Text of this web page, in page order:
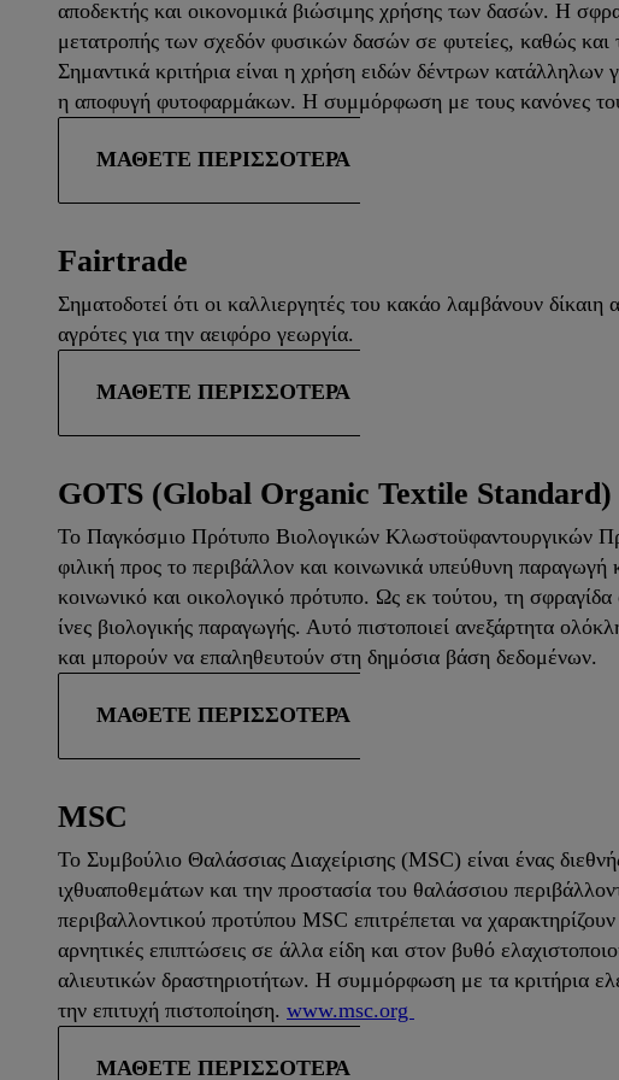
αποδεκτής και οικονομικά βιώσιμης χρήσης των δασών. Η
μετατροπής των σχεδόν φυσικών δασών σε φυτείες, καθώς
Σημαντικά κριτήρια είναι η χρήση ειδών δέντρων
η αποφυγή φυτοφαρμάκων. Η συμμόρφωση με τους κανόνες του
ΜΆΘΕΤΕ ΠΕΡΙΣΣΌΤΕΡΑ
Fairtrade
Σηματοδοτεί ότι οι καλλιεργητές του κακάο λαμβάνουν
αγρότες για την αειφόρο γεωργία.
ΜΆΘΕΤΕ ΠΕΡΙΣΣΌΤΕΡΑ
GOTS (Global Organic Textile Standard)
Το Παγκόσμιο Πρότυπο Βιολογικών Κλωστοϋφαντουργικών
φιλική προς το περιβάλλον και κοινωνικά υπεύθυνη
κοινωνικό και οικολογικό πρότυπο. Ως εκ τούτου, τη
ίνες βιολογικής παραγωγής. Αυτό πιστοποιεί ανεξάρτητα
και μπορούν να επαληθευτούν στη δημόσια βάση δεδομένων.
ΜΆΘΕΤΕ ΠΕΡΙΣΣΌΤΕΡΑ
MSC
Το Συμβούλιο Θαλάσσιας Διαχείρισης (MSC) είναι ένας
ιχθυαποθεμάτων και την προστασία του θαλάσσιου
περιβαλλοντικού προτύπου MSC επιτρέπεται να
αρνητικές επιπτώσεις σε άλλα είδη και στον βυθό
αλιευτικών δραστηριοτήτων. Η συμμόρφωση με τα κριτήρια
την επιτυχή πιστοποίηση. www.msc.org
ΜΆΘΕΤΕ ΠΕΡΙΣΣΌΤΕΡΑ